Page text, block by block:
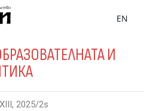
И
EN
2025/2s